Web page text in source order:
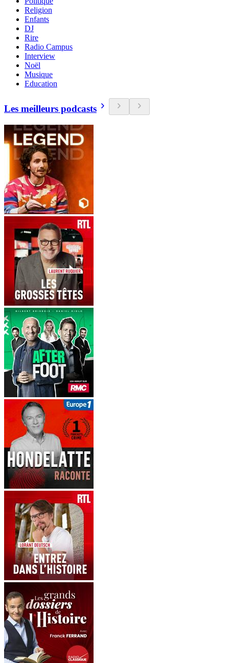
Religion
Enfants
DJ
Rire
Radio Campus
Interview
Noël
Musique
Education
Les meilleurs podcasts